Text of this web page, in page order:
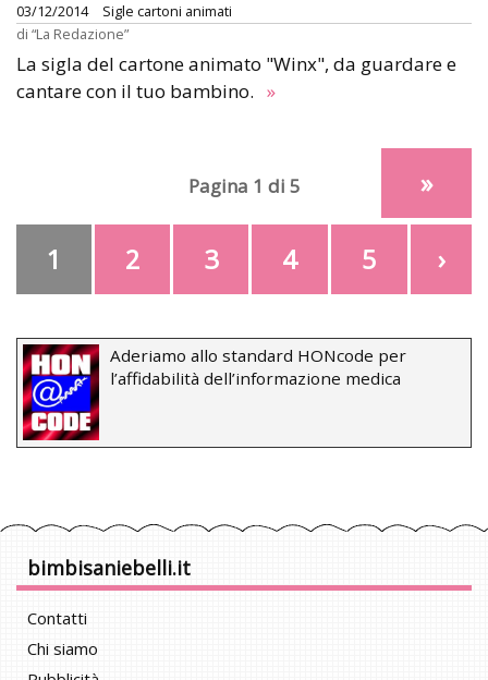
03/12/2014
Sigle cartoni animati
di “La Redazione”
La sigla del cartone animato "Winx", da guardare e
cantare con il tuo bambino. »
Pagina 1 di 5
1 2 3 4 5 ›
»
Aderiamo allo standard HONcode per
l’affidabilità dell’informazione medica
bimbisaniebelli.it
Contatti
Chi siamo